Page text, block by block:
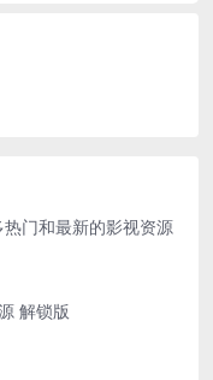
门和最新的影视资源
解锁版